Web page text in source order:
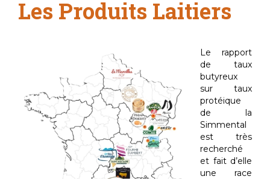
Les Produits Laitiers
Le rapport
de taux
butyreux
sur taux
protéique
de la
Simmental
est très
recherché
et fait d’elle
une race